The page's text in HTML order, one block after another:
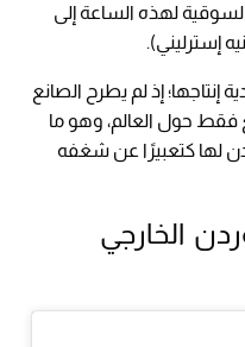
لهذه الساعة إلى
إذ لم يطرح الصانع
حول العالم، وهو ما
لها كتعبيرًا عن شغفه
الخارجي